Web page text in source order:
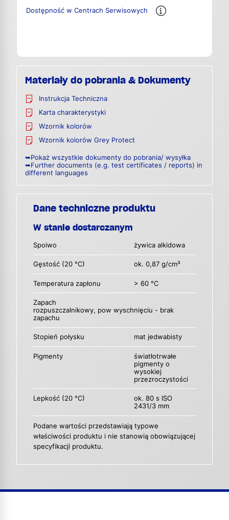
Dostępność w Centrach Serwisowych
Materiały do pobrania & Dokumenty
Instrukcja Techniczna
Karta charakterystyki
Wzornik kolorów
Wzornik kolorów Grey Protect
➥Pokaż wszystkie dokumenty do pobrania/ wysyłka
➥Further documents (e.g. test certificates / reports) in
different languages
Dane techniczne produktu
W stanie dostarczanym
Spoiwo żywica alkidowa
Gęstość (20 °C) ok. 0,87 g/cm³
Temperatura zapłonu > 60 °C
Zapach
rozpuszczalnikowy, pow wyschnięciu - brak
zapachu
Stopień połysku mat jedwabisty
Pigmenty
światłotrwałe
pigmenty o
wysokiej
przezroczystości
Lepkość (20 °C)
ok. 80 s ISO
2431/3 mm
Podane wartości przedstawiają typowe
właściwości produktu i nie stanowią obowiązującej
specyfikacji produktu.